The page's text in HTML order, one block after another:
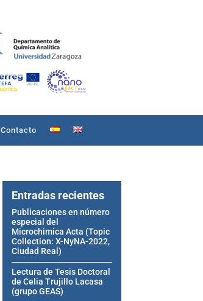
Contacto
Entradas recientes
Publicaciones en número
especial del
Microchimica Acta (Topic
Collection: X-NyNA-2022,
Ciudad Real)
Lectura de Tesis Doctoral
de Celia Trujillo Lacasa
(grupo GEAS)